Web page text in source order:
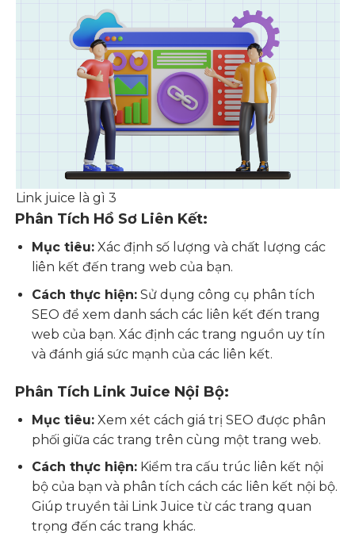
Link juice là gì 3
Phân Tích Hồ Sơ Liên Kết:
Mục tiêu: Xác định số lượng và chất lượng các
liên kết đến trang web của bạn.
Cách thực hiện: Sử dụng công cụ phân tích
SEO để xem danh sách các liên kết đến trang
web của bạn. Xác định các trang nguồn uy tín
và đánh giá sức mạnh của các liên kết.
Phân Tích Link Juice Nội Bộ:
Mục tiêu: Xem xét cách giá trị SEO được phân
phối giữa các trang trên cùng một trang web.
Cách thực hiện: Kiểm tra cấu trúc liên kết nội
bộ của bạn và phân tích cách các liên kết nội bộ.
Giúp truyền tải Link Juice từ các trang quan
trọng đến các trang khác.